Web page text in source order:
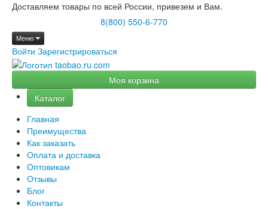
Доставляем товары по всей России, привезем и Вам.
8(800) 550-6-770
Меню
Войти Зарегистрироваться
Моя корзина
Каталог
Главная
Преимущества
Как заказать
Оплата и доставка
Оптовикам
Отзывы
Блог
Контакты